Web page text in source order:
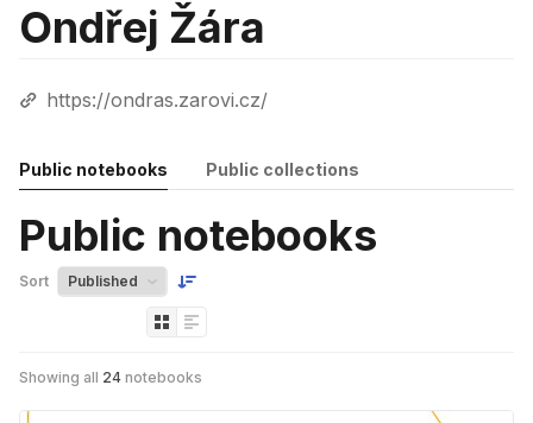
Ondřej Žára
https://ondras.zarovi.cz/
Public notebooks Public collections
Public notebooks
Sort
Showing all 24 notebooks